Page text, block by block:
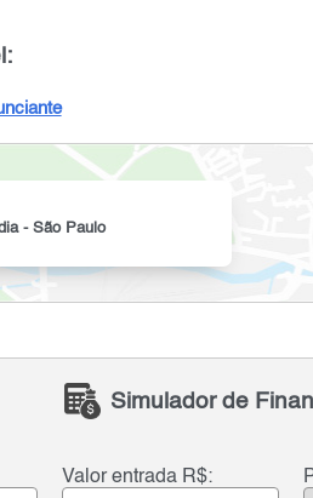
- São Paulo
Simulador de
Valor entrada R$: